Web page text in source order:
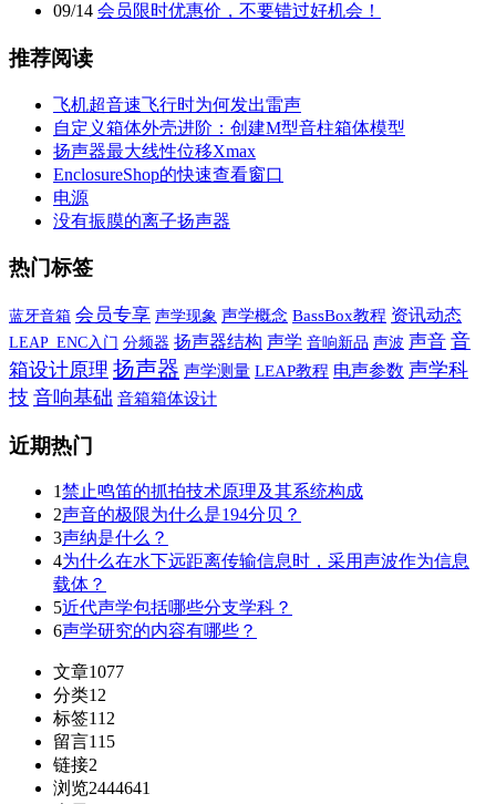
09/14 会员限时优惠价，不要错过好机会！
推荐阅读
飞机超音速飞行时为何发出雷声
自定义箱体外壳进阶：创建M型音柱箱体模型
扬声器最大线性位移Xmax
EnclosureShop的快速查看窗口
电源
没有振膜的离子扬声器
热门标签
蓝牙音箱 会员专享 声学现象 声学概念 BassBox教程 资讯动态
LEAP_ENC入门 分频器 扬声器结构 声学 音响新品 声波 声音 音
箱设计原理 扬声器 声学测量 LEAP教程 电声参数 声学科
技 音响基础 音箱箱体设计
近期热门
1禁止鸣笛的抓拍技术原理及其系统构成
2声音的极限为什么是194分贝？
3声纳是什么？
4为什么在水下远距离传输信息时，采用声波作为信息
载体？
5近代声学包括哪些分支学科？
6声学研究的内容有哪些？
文章1077
分类12
标签112
留言115
链接2
浏览2444641